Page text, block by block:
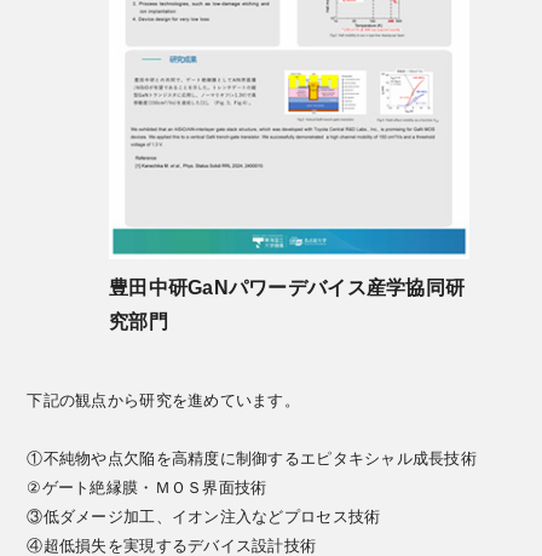
豊田中研GaNパワーデバイス産学協同研
究部門
下記の観点から研究を進めています。
①不純物や点欠陥を高精度に制御するエピタキシャル成長技術
②ゲート絶縁膜・ＭＯＳ界面技術
③低ダメージ加工、イオン注入などプロセス技術
④超低損失を実現するデバイス設計技術